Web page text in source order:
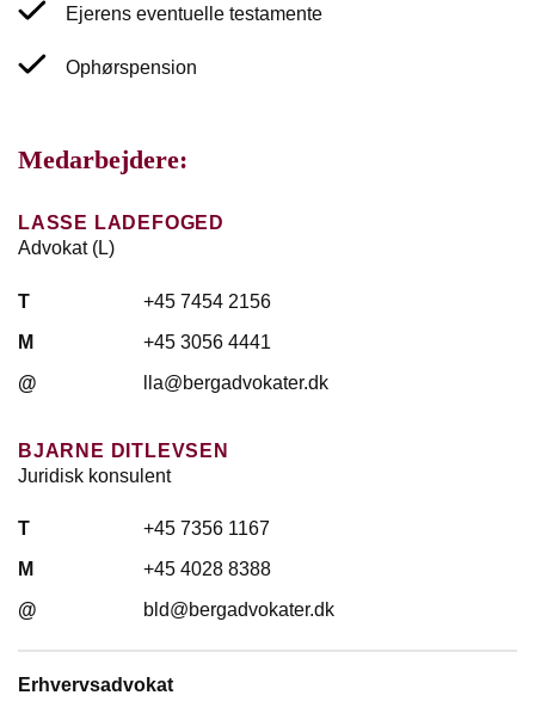
Ejerens eventuelle testamente
Ophørspension
Medarbejdere:
LASSE LADEFOGED
Advokat (L)
T
+45 7454 2156
M
+45 3056 4441
@
lla@bergadvokater.dk
BJARNE DITLEVSEN
Juridisk konsulent
T
+45 7356 1167
M
+45 4028 8388
@
bld@bergadvokater.dk
Erhvervsadvokat